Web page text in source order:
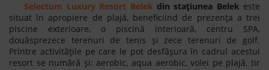
Selectum Luxury Resort Belek din stațiunea Belek este
situat în apropiere de plajă, beneficiind de prezența a trei
piscine exterioare, o piscină interioară, centru SPA,
douăsprezece terenuri de tenis și zece terenuri de golf.
Printre activitățile pe care le pot desfășura în cadrul acestui
resort se numără și: aerobic, aqua aerobic, volei pe plajă, tir